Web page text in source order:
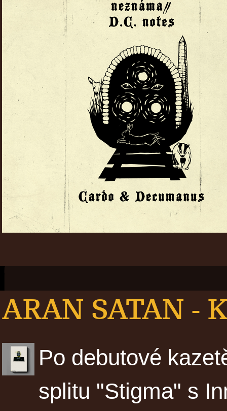
ARAN SATAN -
Po debutové
splitu "Stigma" s